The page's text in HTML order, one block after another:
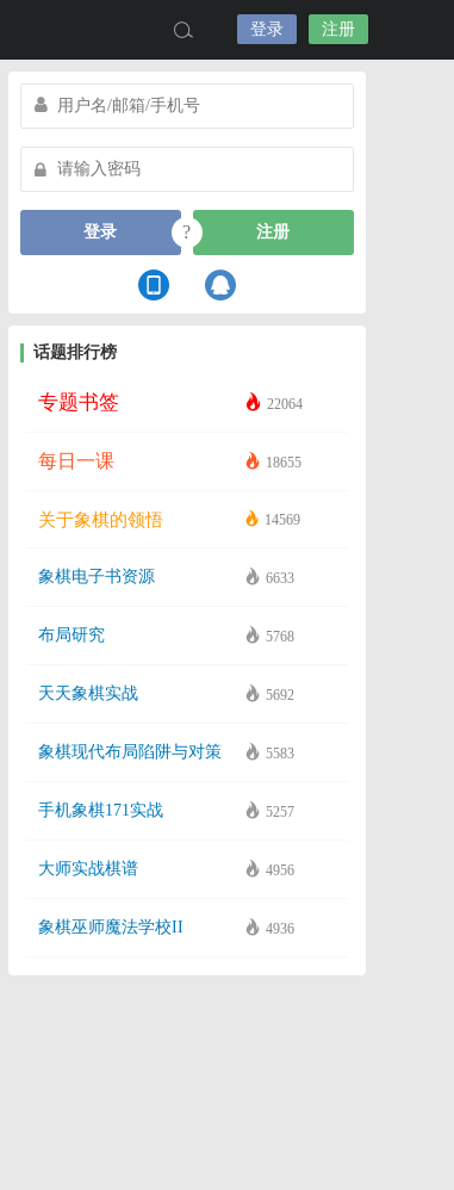
登录 注册
登录 ? 注册
话题排行榜
专题书签 22064
每日一课 18655
关于象棋的领悟 14569
象棋电子书资源 6633
布局研究 5768
天天象棋实战 5692
象棋现代布局陷阱与对策 5583
手机象棋171实战 5257
大师实战棋谱 4956
象棋巫师魔法学校II 4936